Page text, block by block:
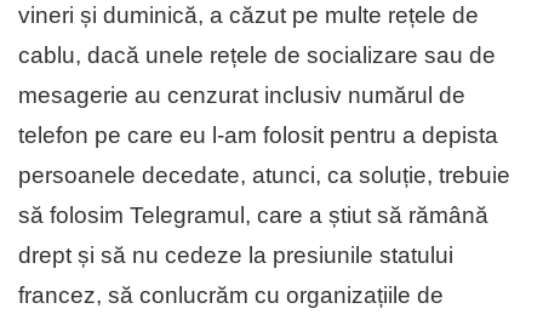
vineri și duminică, a căzut pe multe rețele de
cablu, dacă unele rețele de socializare sau de
mesagerie au cenzurat inclusiv numărul de
telefon pe care eu l-am folosit pentru a depista
persoanele decedate, atunci, ca soluție, trebuie
să folosim Telegramul, care a știut să rămână
drept și să nu cedeze la presiunile statului
francez, să conlucrăm cu organizațiile de